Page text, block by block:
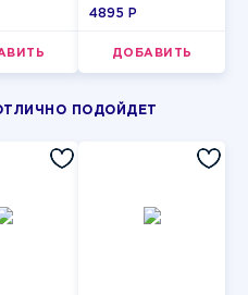
4895 P
ДОБАВИТЬ
ПОДОЙДЕТ